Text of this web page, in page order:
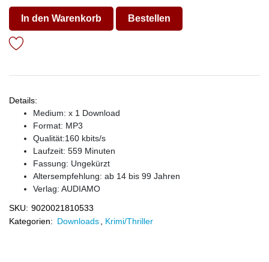
In den Warenkorb Bestellen
Details:
Medium: x 1 Download
Format: MP3
Qualität:160 kbits/s
Laufzeit: 559 Minuten
Fassung: Ungekürzt
Altersempfehlung: ab 14 bis 99 Jahren
Verlag: AUDIAMO
SKU: 9020021810533
Kategorien: Downloads Krimi/Thriller